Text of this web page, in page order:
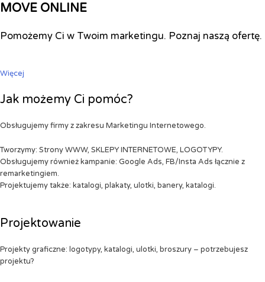
MOVE ONLINE
Pomożemy Ci w Twoim marketingu. Poznaj naszą ofertę.
Więcej
Jak możemy Ci pomóc?
Obsługujemy firmy z zakresu Marketingu Internetowego.
Tworzymy: Strony WWW, SKLEPY INTERNETOWE, LOGOTYPY.
Obsługujemy również kampanie: Google Ads, FB/Insta Ads łącznie z
remarketingiem.
Projektujemy także: katalogi, plakaty, ulotki, banery, katalogi.
Projektowanie
Projekty graficzne: logotypy, katalogi, ulotki, broszury – potrzebujesz
projektu?